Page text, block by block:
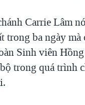
VÀ LÀN SÓNG TRỘM
LỘ: TIẾNG VỌNG TỪ
MỸ
Carrie Lâm
trong ba ngày
Sinh viên
trong quá trình